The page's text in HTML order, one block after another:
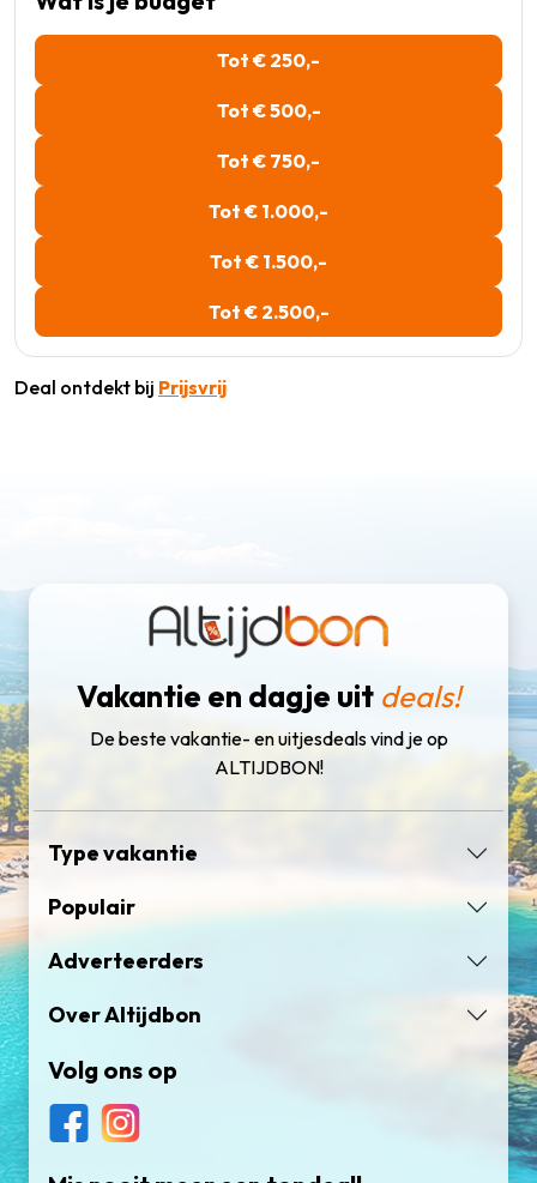
Tot € 250,-
Tot € 500,-
Tot € 750,-
Tot € 1.000,-
Tot € 1.500,-
Tot € 2.500,-
Deal ontdekt bij Prijsvrij
Vakantie en dagje uit deals!
De beste vakantie- en uitjesdeals vind je op
ALTIJDBON!
Type vakantie
Populair
Adverteerders
Over Altijdbon
Volg ons op